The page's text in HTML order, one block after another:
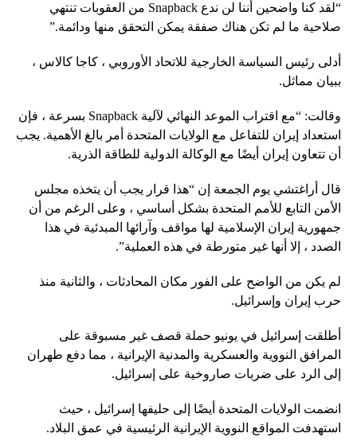
“لقد كنا واضحين أننا لن ندع Snapback من العقوبات تنتهي
صلاحية ما لم تكن هناك صفقة يمكن التحقق منها ودائمة.”
أدلى رئيس السياسة الخارجية للاتحاد الأوروبي ، كاجا كالاس ،
ببيان مماثل.
وقالت: “مع اقتراب الموعد النهائي لآلية Snapback بسرعة ، فإن
استعداد إيران للتفاعل مع الولايات المتحدة أمر بالغ الأهمية. يجب
أن تتعاون إيران أيضًا مع الوكالة الدولية للطاقة الذرية.
قال أراغتشي يوم الجمعة إن “هذا قرار يجب أن يتخذه مجلس
الأمن التابع للأمم المتحدة بشكل أساسي ، وعلى الرغم من أن
جمهورية إيران الإسلامية لها مواقف وآرائها المبدئية في هذا
الصدد ، إلا أنها غير متورطة في هذه العملية”.
لم يكن من الواضح على الفور مكان المحادثات ، والثانية منذ
حرب إيران وإسرائيل.
أطلقت إسرائيل في يونيو حملة قصف غير مسبوقة على
المرافق النووية والعسكرية والمدنية الإيرانية ، مما دفع طهران
إلى الرد على ضربات صاروخية على إسرائيل.
انضمت الولايات المتحدة أيضًا إلى حليفها إسرائيل ، حيث
استهدفت المواقع النووية الإيرانية الرئيسية في عمق البلاد.